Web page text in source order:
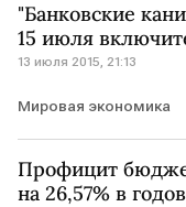
"Банковские
15 июля
13 июля 2015, 21:13
Мировая экономика
Профицит
на 26,57% в